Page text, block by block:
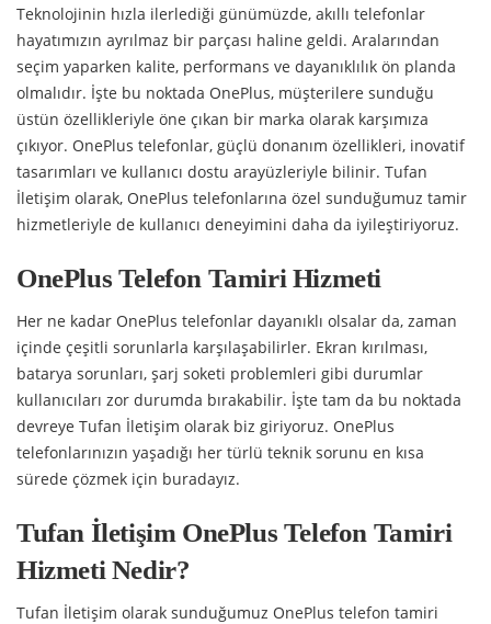
Teknolojinin hızla ilerlediği günümüzde, akıllı telefonlar
hayatımızın ayrılmaz bir parçası haline geldi. Aralarından
seçim yaparken kalite, performans ve dayanıklılık ön planda
olmalıdır. İşte bu noktada OnePlus, müşterilere sunduğu
üstün özellikleriyle öne çıkan bir marka olarak karşımıza
çıkıyor. OnePlus telefonlar, güçlü donanım özellikleri, inovatif
tasarımları ve kullanıcı dostu arayüzleriyle bilinir. Tufan
İletişim olarak, OnePlus telefonlarına özel sunduğumuz tamir
hizmetleriyle de kullanıcı deneyimini daha da iyileştiriyoruz.
OnePlus Telefon Tamiri Hizmeti
Her ne kadar OnePlus telefonlar dayanıklı olsalar da, zaman
içinde çeşitli sorunlarla karşılaşabilirler. Ekran kırılması,
batarya sorunları, şarj soketi problemleri gibi durumlar
kullanıcıları zor durumda bırakabilir. İşte tam da bu noktada
devreye Tufan İletişim olarak biz giriyoruz. OnePlus
telefonlarınızın yaşadığı her türlü teknik sorunu en kısa
sürede çözmek için buradayız.
Tufan İletişim OnePlus Telefon Tamiri
Hizmeti Nedir?
Tufan İletişim olarak sunduğumuz OnePlus telefon tamiri